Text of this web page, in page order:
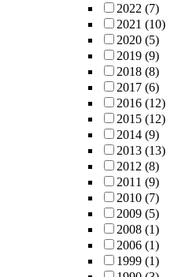
2022 (7)
2021 (10)
2020 (5)
2019 (9)
2018 (8)
2017 (6)
2016 (12)
2015 (12)
2014 (9)
2013 (13)
2012 (8)
2011 (9)
2010 (7)
2009 (5)
2008 (1)
2006 (1)
1999 (1)